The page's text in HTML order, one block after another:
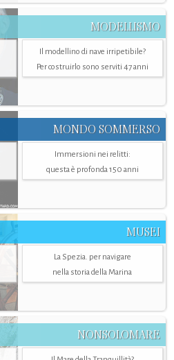
MODELLISMO
Il modellino di nave irripetibile?
Per costruirlo sono serviti 47 anni
MONDO SOMMERSO
Immersioni nei relitti:
questa è profonda 150 anni
MUSEI
La Spezia. per navigare
nella storia della Marina
NONSOLOMARE